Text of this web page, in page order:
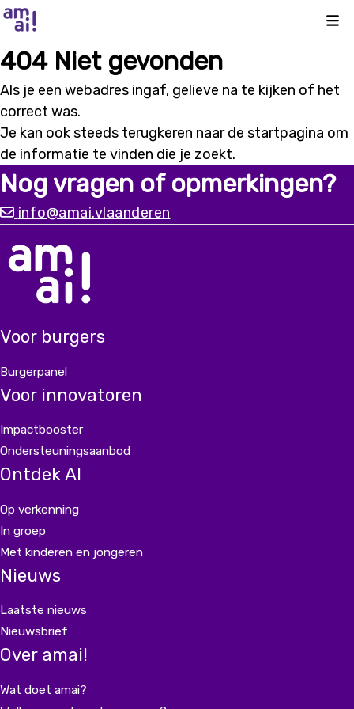
404 Niet gevonden
Als je een webadres ingaf, gelieve na te kijken of het
correct was.
Je kan ook steeds terugkeren naar de startpagina om
de informatie te vinden die je zoekt.
Nog vragen of opmerkingen?
info@amai.vlaanderen
Voor burgers
Burgerpanel
Voor innovatoren
Impactbooster
Ondersteuningsaanbod
Ontdek AI
Op verkenning
In groep
Met kinderen en jongeren
Nieuws
Laatste nieuws
Nieuwsbrief
Over amai!
Wat doet amai?